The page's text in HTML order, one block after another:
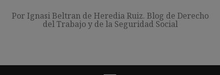
Por Ignasi Beltran de Heredia Ruiz. Blog de Derecho
del Trabajo y de la Seguridad Social